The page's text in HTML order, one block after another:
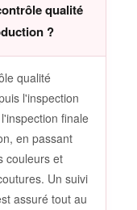
qualité
?
qualité
l'inspection
finale
en passant
couleurs et
Un suivi
assuré tout au